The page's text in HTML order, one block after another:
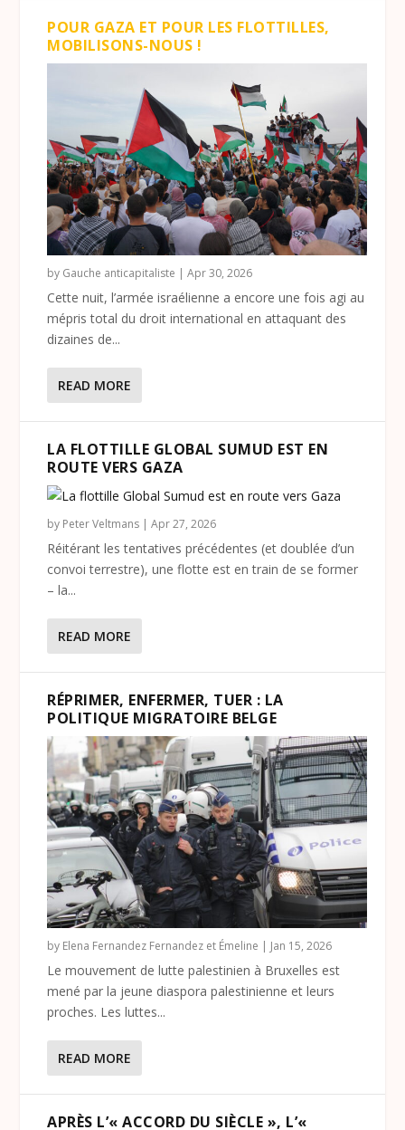
POUR GAZA ET POUR LES FLOTTILLES,
MOBILISONS-NOUS !
by Gauche anticapitaliste |Apr 30, 2026
Cette nuit, l’armée israélienne a encore une fois agi au
mépris total du droit international en attaquant des
dizaines de...
READ MORE
LA FLOTTILLE GLOBAL SUMUD EST EN
ROUTE VERS GAZA
by Peter Veltmans |Apr 27, 2026
Réitérant les tentatives précédentes (et doublée d’un
convoi terrestre), une flotte est en train de se former
– la...
READ MORE
RÉPRIMER, ENFERMER, TUER : LA
POLITIQUE MIGRATOIRE BELGE
by Elena Fernandez Fernandez et Émeline | Jan 15, 2026
Le mouvement de lutte palestinien à Bruxelles est
mené par la jeune diaspora palestinienne et leurs
proches. Les luttes...
READ MORE
APRÈS L’« ACCORD DU SIÈCLE », L’«